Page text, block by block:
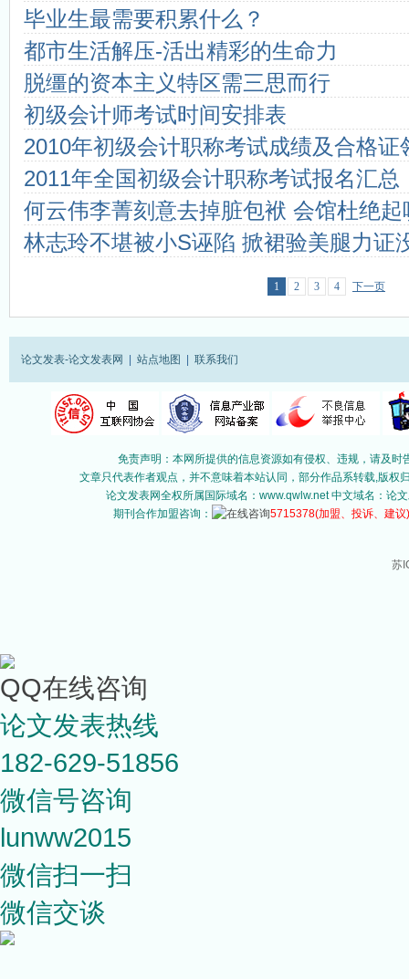
毕业生最需要积累什么？
都市生活解压-活出精彩的生命力
脱缰的资本主义特区需三思而行
初级会计师考试时间安排表
2010年初级会计职称考试成绩及合格证
2011年全国初级会计职称考试报名汇总
何云伟李菁刻意去掉脏包袱 会馆杜绝起
林志玲不堪被小S诬陷 掀裙验美腿力证
1 2 3 4 下一页
论文发表-论文发表网 站点地图 联系我们
免责声明：本网所提供的信息资源如有侵权、违规，请及时
文章只代表作者观点，并不意味着本站认同，部分作品系转载,版
论文发表网全权所属国际域名：www.qwlw.net 中文域名：论
期刊合作加盟咨询：
5715378(加盟、投诉、建议)
苏
QQ在线咨询
论文发表热线
182-629-51856
微信号咨询
lunww2015
微信扫一扫
微信交谈